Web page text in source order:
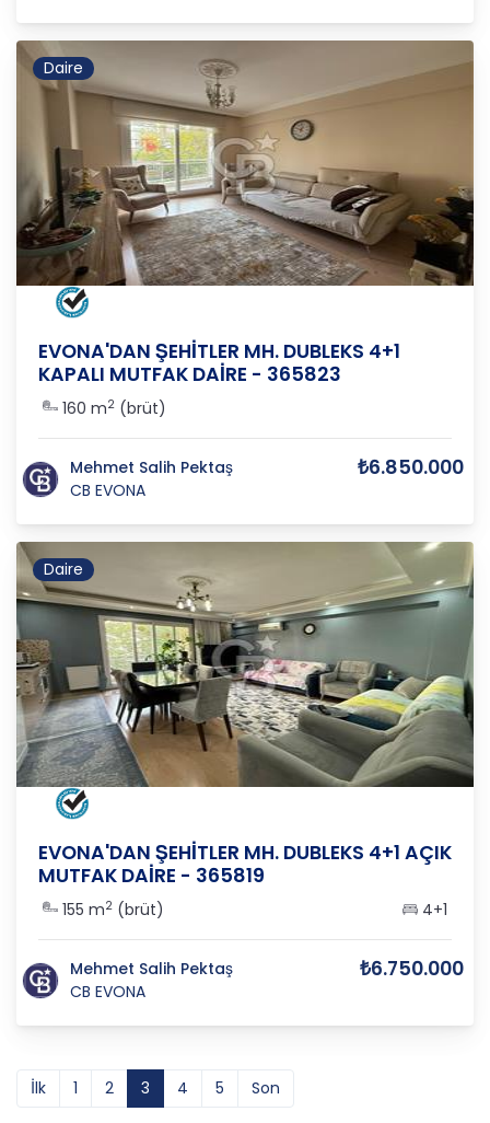
Daire
EVONA'DAN ŞEHİTLER MH. DUBLEKS 4+1
KAPALI MUTFAK DAİRE - 365823
160 m2 (brüt)
Mehmet Salih Pektaş
CB EVONA
₺6.850.000
Daire
EVONA'DAN ŞEHİTLER MH. DUBLEKS 4+1 AÇIK
MUTFAK DAİRE - 365819
155 m2 (brüt) 4+1
Mehmet Salih Pektaş
CB EVONA
₺6.750.000
İlk 1 2 3 4 5 Son